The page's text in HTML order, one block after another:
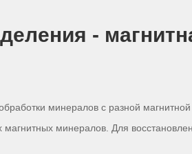
-
минералов с разной магнитной
минералов. Для